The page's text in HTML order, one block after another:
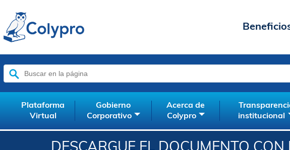
Buscar:
Plataforma
Virtual
Gobierno
Corporativo
Acerca de
Colypro
institucional